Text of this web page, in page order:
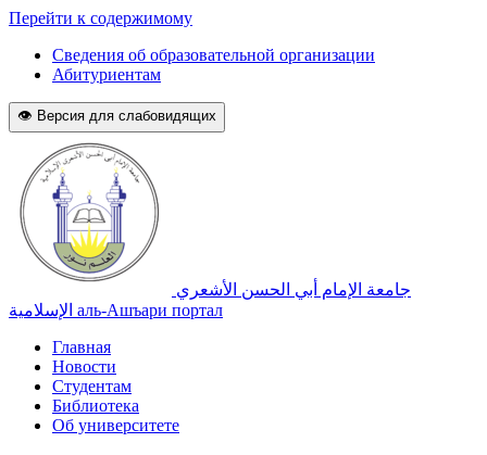
Перейти к содержимому
Сведения об образовательной организации
Абитуриентам
👁 Версия для слабовидящих
جامعة الإمام أبي الحسن الأشعري
الإسلامية аль-Ашъари портал
Главная
Новости
Студентам
Библиотека
Об университете